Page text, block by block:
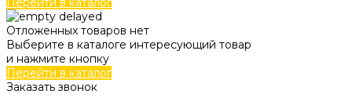
Отложенных товаров нет
Выберите в каталоге интересующий товар
и нажмите кнопку
Перейти в каталог
Заказать звонок